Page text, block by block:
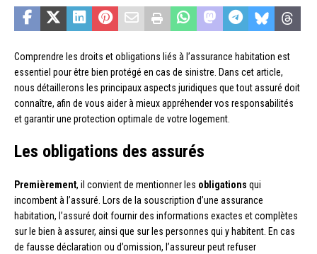
Comprendre les droits et obligations liés à l’assurance habitation est
essentiel pour être bien protégé en cas de sinistre. Dans cet article,
nous détaillerons les principaux aspects juridiques que tout assuré doit
connaître, afin de vous aider à mieux appréhender vos responsabilités
et garantir une protection optimale de votre logement.
Les obligations des assurés
Premièrement, il convient de mentionner les obligations qui
incombent à l’assuré. Lors de la souscription d’une assurance
habitation, l’assuré doit fournir des informations exactes et complètes
sur le bien à assurer, ainsi que sur les personnes qui y habitent. En cas
de fausse déclaration ou d’omission, l’assureur peut refuser